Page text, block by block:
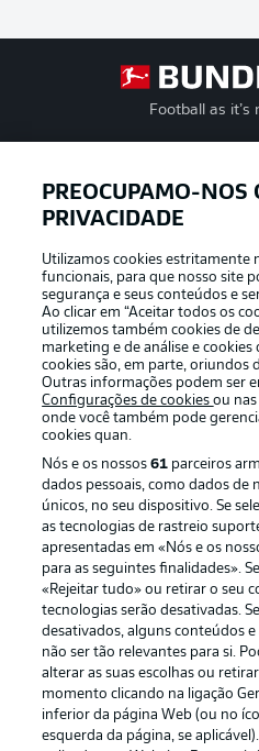
Football as it’s
APLICATIVO DA
Oferecido por
Publicidade
Gerir preferências
Trabalhe conosco
Contato
PREOCUPAMO-NOS
PRIVACIDADE
Utilizamos cookies estritamente
funcionais, para que nosso site
segurança e seus conteúdos e
Ao clicar em “Aceitar todos os
utilizemos também cookies de
marketing e de análise e cookies
cookies são, em parte, oriundos
Outras informações podem ser
Configurações de cookiesou
onde você também pode
cookies quan.
Nós e os nossos61 parceiros
dados pessoais, como dados de
únicos, no seu dispositivo. Se
as tecnologias de rastreio
apresentadas em «Nós e os
para as seguintes finalidades».
«Rejeitar tudo» ou retirar o seu
tecnologias serão desativadas.
desativados, alguns conteúdos
não ser tão relevantes para si.
alterar as suas escolhas ou
momento clicando na ligação
inferior da página Web (ou no
esquerda da página, se